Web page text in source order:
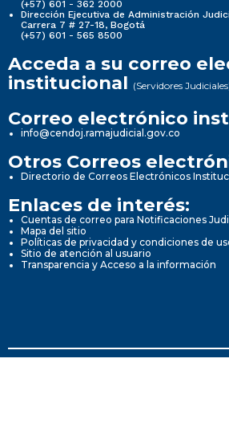
(+57) 601 - 362 2000
Dirección Ejecutiva de Administración
Carrera 7 # 27-18, Bogotá
(+57) 601 - 565 8500
Acceda a su correo
institucional (Servidores
Correo electrónico
info@cendoj.ramajudicial.gov.co
Otros Correos
Directorio de Correos Electrónicos
Enlaces de interés:
Cuentas de correo para Notificaciones
Mapa del sitio
Políticas de privacidad y condiciones de
Sitio de atención al usuario
Transparencia y Acceso a la información